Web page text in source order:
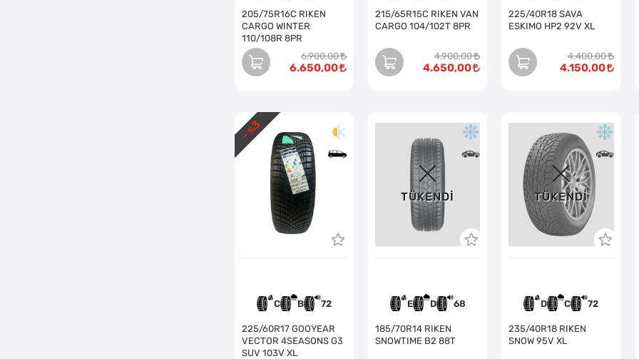
205/75R16C RIKEN
CARGO WINTER
110/108R 8PR
6.900,00
6.650,00
215/65R15C RIKEN VAN
CARGO 104/102T 8PR
4.900,00
4.650,00
225/40R18 SAVA
ESKIMO HP2 92V XL
4.400,00
4.150,00
C B 72
225/60R17 GOOYEAR
VECTOR 4SEASONS G3
SUV 103V XL
- %
3
TÜKENDI
E D 68
185/70R14 RIKEN
SNOWTIME B2 88T
TÜKENDI
D C 72
235/40R18 RIKEN
SNOW 95V XL